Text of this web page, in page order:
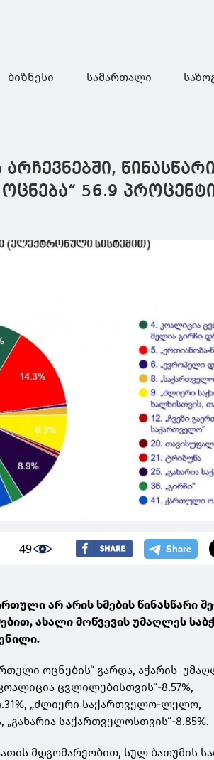
ბიზნესი სამართალი
წინასწარი
56.9
49
არ არის ხმების წინასწარი
ახალი მოწვევის უმაღლეს
ოცნების“ გარდა, აჭარის
ცვლილებისთვის“-8.57%,
„ძლიერი საქართველო-ლელო,
საქართველოსთვის“-8.85%.
მდგომარეობით, სულ ბათუმის